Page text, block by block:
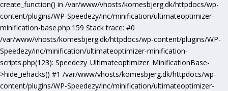
create_function() in /var/www/vhosts/komesbjerg.dk/httpdocs/wp-
content/plugins/WP-Speedezy/inc/minification/ultimateoptimizer-
minification-base.php:159 Stack trace: #0
/var/www/vhosts/komesbjerg.dk/httpdocs/wp-content/plugins/WP-
Speedezy/inc/minification/ultimateoptimizer-minification-
scripts.php(123): Speedezy_Ultimateoptimizer_MinificationBase-
>hide_iehacks() #1 /var/www/vhosts/komesbjerg.dk/httpdocs/wp-
content/plugins/WP-Speedezy/inc/minification/ultimateoptimizer-